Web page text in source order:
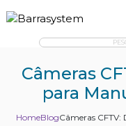
Câmeras
para
HomeBlogCâmeras CFTV: